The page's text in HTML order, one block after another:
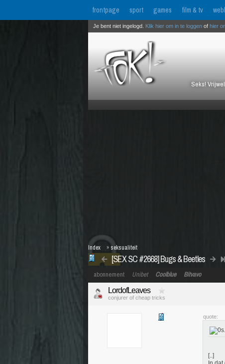
frontpage sport games film & tv
Seks!
Je bent niet ingelogd. Klik hier om in te loggen of hier
[SEX SC #2668] Bugs & Beetles
Index » seksualiteit
abonnement Unibet Coolblue Bitvavo
LordofLeaves
conjurer of cheap tricks
quote:
[..]